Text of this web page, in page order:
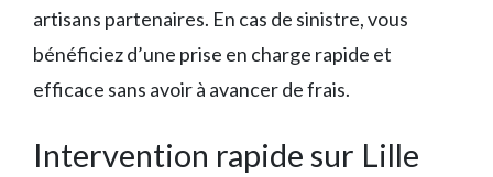
artisans partenaires. En cas de sinistre, vous
bénéficiez d’une prise en charge rapide et
efficace sans avoir à avancer de frais.
Intervention rapide sur Lille